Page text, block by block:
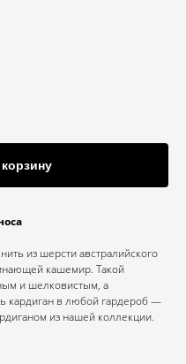
из шерсти австралийского
кашемир. Такой
и шелковистым, а
кардиган в любой гардероб —
из нашей коллекции.